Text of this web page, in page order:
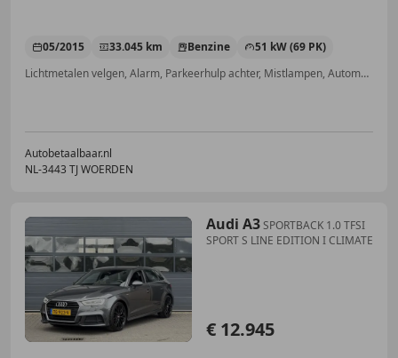
05/2015 33.045 km Benzine
51 kW (69 PK)
Lichtmetalen velgen, Alarm, Parkeerhulp achter, Mistlampen, Automatische klimaatregeling, Garantie, Startonderbreker, Lederen stuurwiel
Autobetaalbaar.nl
NL-3443 TJ WOERDEN
Audi A3SPORTBACK 1.0 TFSI
SPORT S LINE EDITION I CLIMATE
€ 12.945